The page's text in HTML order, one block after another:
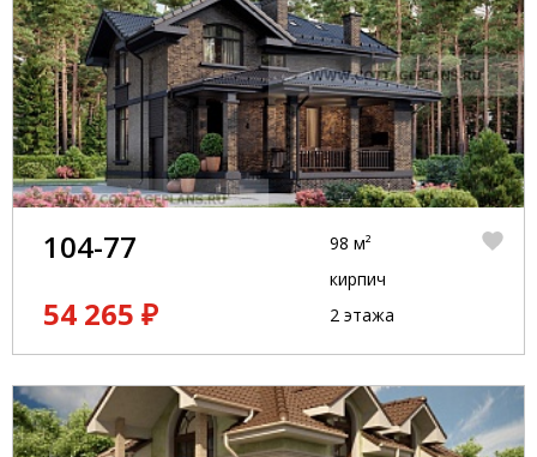
104-77
54 265 ₽
98 м²
кирпич
2 этажа